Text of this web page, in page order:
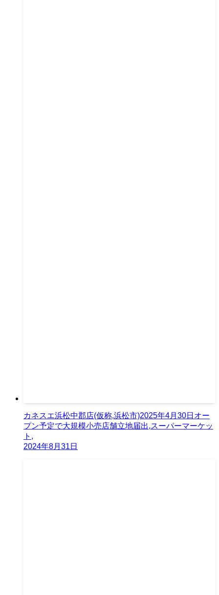
カネスエ浜松中郡店(仮称,浜松市)2025年4月30日オー
プン予定で大規模小売店舗立地届出,スーパーマーケッ
ト,
2024年8月31日